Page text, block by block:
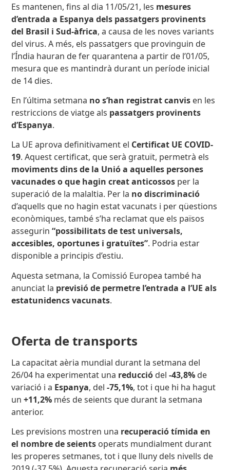
Es mantenen, fins al dia 11/05/21, les mesures
d’entrada a Espanya dels passatgers provinents
del Brasil i Sud-àfrica, a causa de les noves variants
del virus. A més, els passatgers que provinguin de
l’Índia hauran de fer quarantena a partir de l’01/05,
mesura que es mantindrà durant un període inicial
de 14 dies.
En l’última setmana no s’han registrat canvis en les
restriccions de viatge als passatgers provinents
d’Espanya.
La UE aprova definitivament el Certificat UE COVID-
19. Aquest certificat, que serà gratuït, permetrà els
moviments dins de la Unió a aquelles persones
vacunades o que hagin creat anticossos per la
superació de la malaltia. Per la no discriminació
d’aquells que no hagin estat vacunats i per qüestions
econòmiques, també s’ha reclamat que els països
assegurin“possibilitats de test universals,
accesibles, oportunes i gratuïtes”. Podria estar
disponible a principis d’estiu.
Aquesta setmana, la Comissió Europea també ha
anunciat la previsió de permetre l’entrada a l’UE als
estatunidencs vacunats.
Oferta de transports
La capacitat aèria mundial durant la setmana del
26/04 ha experimentat una reducció del-43,8% de
variació i a Espanya, del-75,1%, tot i que hi ha hagut
un+11,2% més de seients que durant la setmana
anterior.
Les previsions mostren una recuperació tímida en
el nombre de seients operats mundialment durant
les properes setmanes, tot i que lluny dels nivells de